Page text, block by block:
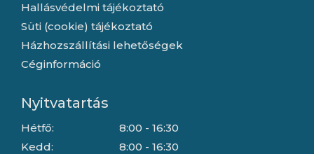
Hallásvédelmi tájékoztató
Süti (cookie) tájékoztató
Házhozszállítási lehetőségek
Céginformáció
Nyitvatartás
Hétfő:
Kedd:
8:00 - 16:30
8:00 - 16:30